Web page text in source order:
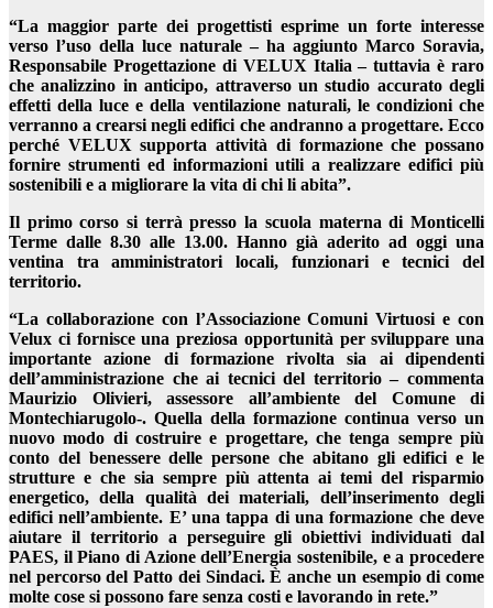
“La maggior parte dei progettisti esprime un forte interesse
verso l’uso della luce naturale – ha aggiunto Marco Soravia,
Responsabile Progettazione di VELUX Italia – tuttavia è raro
che analizzino in anticipo, attraverso un studio accurato degli
effetti della luce e della ventilazione naturali, le condizioni che
verranno a crearsi negli edifici che andranno a progettare. Ecco
perché VELUX supporta attività di formazione che possano
fornire strumenti ed informazioni utili a realizzare edifici più
sostenibili e a migliorare la vita di chi li abita”.
Il primo corso si terrà presso la scuola materna di Monticelli
Terme dalle 8.30 alle 13.00. Hanno già aderito ad oggi una
ventina tra amministratori locali, funzionari e tecnici del
territorio.
“La collaborazione con l’Associazione Comuni Virtuosi e con
Velux ci fornisce una preziosa opportunità per sviluppare una
importante azione di formazione rivolta sia ai dipendenti
dell’amministrazione che ai tecnici del territorio – commenta
Maurizio Olivieri, assessore all’ambiente del Comune di
Montechiarugolo-. Quella della formazione continua verso un
nuovo modo di costruire e progettare, che tenga sempre più
conto del benessere delle persone che abitano gli edifici e le
strutture e che sia sempre più attenta ai temi del risparmio
energetico, della qualità dei materiali, dell’inserimento degli
edifici nell’ambiente. E’ una tappa di una formazione che deve
aiutare il territorio a perseguire gli obiettivi individuati dal
PAES, il Piano di Azione dell’Energia sostenibile, e a procedere
nel percorso del Patto dei Sindaci. È anche un esempio di come
molte cose si possono fare senza costi e lavorando in rete.”